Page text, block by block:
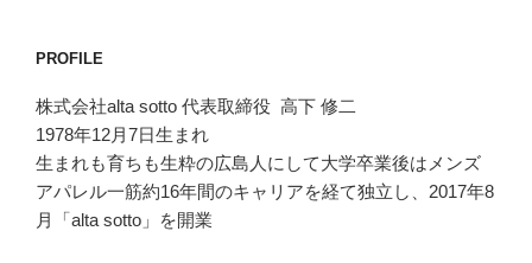
PROFILE
株式会社alta sotto 代表取締役 高下 修二
1978年12月7日生まれ
生まれも育ちも生粋の広島人にして大学卒業後はメンズ
アパレル一筋約16年間のキャリアを経て独立し、2017年8
月「alta sotto」を開業